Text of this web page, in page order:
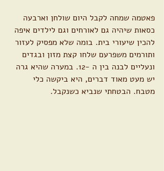
פאטמה שמחה לקבל היום שולחן וארבעה
כסאות שיהיה גם לאורחים וגם לילדים איפה
להכין שיעורי בית. בומה שלא מפסיק לעזור
ותורמים משפרעם שלחו קצת מזון ובגדים
ונעליים לבנה בין ה -12. במערה שהיא גרה
יש מעט מאוד דברים, היא ביקשה כלי
מטבח. הבטחתי שנביא כשנקבל.